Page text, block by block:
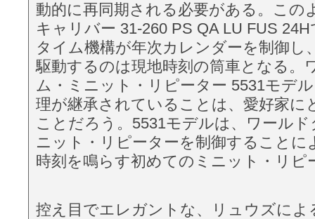
動的に再同期される必要がある。この
キャリバー 31-260 PS QA LU FUS
タイム機構が年次カレンダーを制御し
駆動するのは現地時刻の筒車となる。
ム・ミニット・リピーター 5531モデ
理が継承されていることは、愛好家に
ことだろう。5531モデルは、ワール
ニット・リピーターを制御することに
時刻を鳴らす初めてのミニット・リピ
控え目でエレガントな、リュウズによ